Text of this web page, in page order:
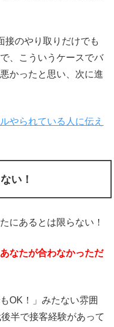
接のやり取りだけでも
、こういうケースでバ
かったと思い、次に進
やられている人に伝え
い！
にあるとは限らない！
なたが合わなかっただ
OK！」みたない雰囲
半で接客経験があって